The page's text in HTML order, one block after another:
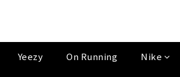
Yeezy On Running Nike